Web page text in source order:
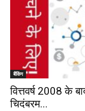
बैंकिंग
वित्तवर्ष 2008 के
चिदंबरम...